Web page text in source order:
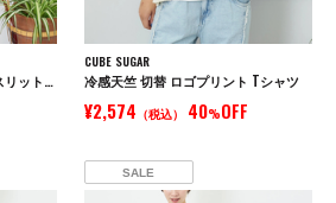
ドライタッチ シアー サイドスリット テーラード ジャケット
CUBE SUGAR
冷感天竺 切替 ロゴプリント Tシャツ
¥2,574 （税込） 40%OFF
SALE